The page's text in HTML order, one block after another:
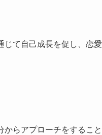
じて自己成長を促し、恋愛
らアプローチをすること